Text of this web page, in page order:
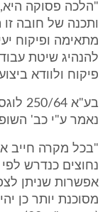
"הלכה פסוקה היא,
ותכנה של חובה
מתאימה ופיקוח
להנהיג שיטת
פיקוח ולוודא
נאמר ע"י כב'
"בכל מקרה חייב
נחוצים כנדרש
אפשרות שניתן
מסוכנת יותר כן